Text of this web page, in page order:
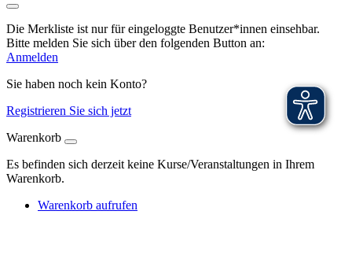
Die Merkliste ist nur für eingeloggte Benutzer*innen einsehbar.
Bitte melden Sie sich über den folgenden Button an:
Anmelden
Sie haben noch kein Konto?
Registrieren Sie sich jetzt
Warenkorb
Es befinden sich derzeit keine Kurse/Veranstaltungen in Ihrem
Warenkorb.
Warenkorb aufrufen